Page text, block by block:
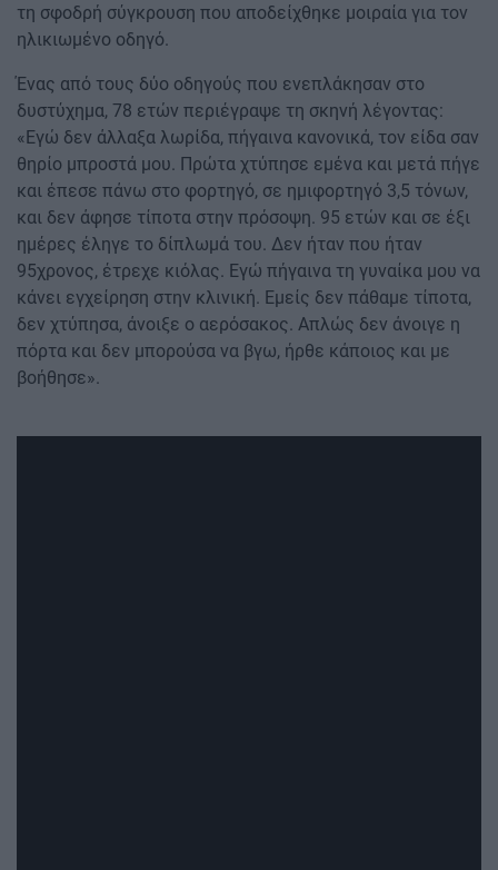
τη σφοδρή σύγκρουση που αποδείχθηκε μοιραία για τον
ηλικιωμένο οδηγό.
Ένας από τους δύο οδηγούς που ενεπλάκησαν στο
δυστύχημα, 78 ετών περιέγραψε τη σκηνή λέγοντας:
«Εγώ δεν άλλαξα λωρίδα, πήγαινα κανονικά, τον είδα σαν
θηρίο μπροστά μου. Πρώτα χτύπησε εμένα και μετά πήγε
και έπεσε πάνω στο φορτηγό, σε ημιφορτηγό 3,5 τόνων,
και δεν άφησε τίποτα στην πρόσοψη. 95 ετών και σε έξι
ημέρες έληγε το δίπλωμά του. Δεν ήταν που ήταν
95χρονος, έτρεχε κιόλας. Εγώ πήγαινα τη γυναίκα μου να
κάνει εγχείρηση στην κλινική. Εμείς δεν πάθαμε τίποτα,
δεν χτύπησα, άνοιξε ο αερόσακος. Απλώς δεν άνοιγε η
πόρτα και δεν μπορούσα να βγω, ήρθε κάποιος και με
βοήθησε».